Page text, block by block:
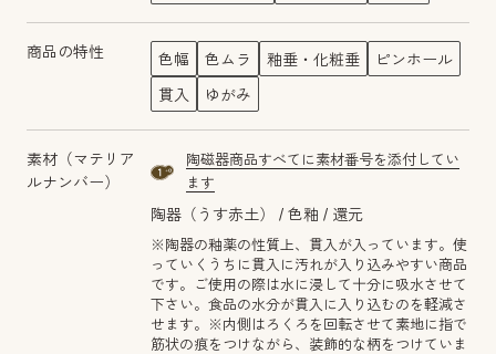
商品の特性 色幅 色ムラ 釉垂・化粧垂 ピンホール
貫入 ゆがみ
素材（マテリア
ルナンバー）
material number1a
陶磁器商品すべてに素材番号を添付してい
ます
陶器（うす赤土） 色釉 還元
※陶器の釉薬の性質上、貫入が入っています。使
っていくうちに貫入に汚れが入り込みやすい商品
です。ご使用の際は水に浸して十分に吸水させて
下さい。食品の水分が貫入に入り込むのを軽減さ
せます。※内側はろくろを回転させて素地に指で
筋状の痕をつけながら、装飾的な柄をつけていま